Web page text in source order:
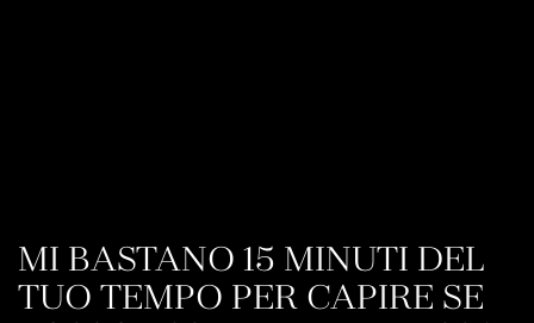
MI BASTANO 15 MINUTI DEL
TUO TEMPO PER CAPIRE SE